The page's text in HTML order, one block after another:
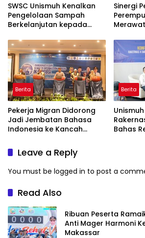
SWSC Unismuh Kenalkan
Pengelolaan Sampah
Berkelanjutan kepada
Visit
Sinergi
Berita
Pekerja Migran Didorong
Jadi Jembatan Bahasa
Indonesia ke Kancah
Berita
Bahas
Leave a Reply
You must be logged in to post a
Read Also
Ribuan Peserta
Anti Mager Harmoni
Makassar